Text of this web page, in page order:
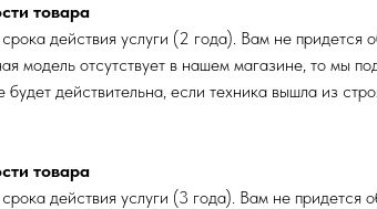
товара
действия услуги (2 года). Вам не
модель отсутствует в нашем магазине, то мы
действительна, если техника вышла из
товара
действия услуги (3 года). Вам не